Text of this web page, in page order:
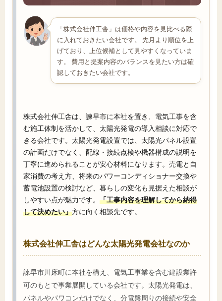
「株式会社伸工舎」は価格や内容を見比べる際
に入れておきたい会社です。 先月より順位を上
げており、上位候補として見やすくなっていま
す。 費用と提案内容のバランスを見たい方は確
認しておきたい会社です。
株式会社伸工舎は、諫早市に本社を置き、電気工事を含
む施工体制を活かして、太陽光発電の導入相談に対応で
きる会社です。太陽光発電設置では、太陽光パネル設置
の計画だけでなく、配線・接続点検や機器構成の説明を
丁寧に進められることが安心材料になります。売電と自
家消費の考え方、将来のパワーコンディショナー交換や
蓄電池設置の検討など、暮らしの変化も見据えた相談が
しやすい点が魅力です。 「工事内容を理解してから納得
して決めたい」方に向く相談先です。
株式会社伸工舎はどんな太陽光発電会社なのか
諫早市川床町に本社を構え、電気工事業を含む建設業許
可のもとで事業展開している会社です。太陽光発電は、
パネルやパワコンだけでなく、分電盤周りの接続や安全